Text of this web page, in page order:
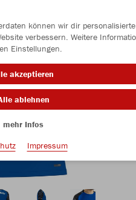
können wir dir personalisierte
verbessern. Weitere
Einstellungen.
akzeptieren
ablehnen
mehr Infos
Impressum